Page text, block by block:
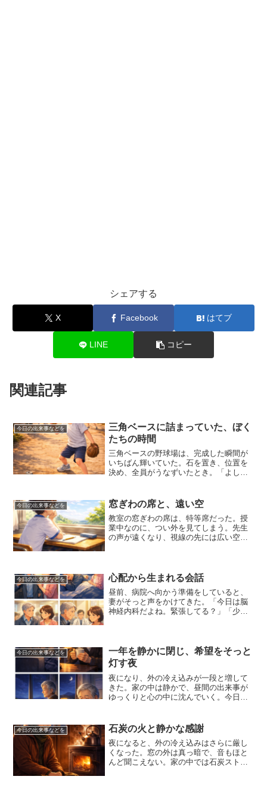
シェアする
X Facebook はてブ
LINE コピー
関連記事
今日の出来事などを
三角ベースに詰まっていた、ぼく
たちの時間
三角ベースの野球場は、完成した瞬間が
いちばん輝いていた。石を置き、位置を
決め、全員がうなずいたとき。「よし、
った通りに飛ばない。でも、その不安定
さが楽しかった。完璧じゃ...
今日の出来事などを 窓ぎわの席と、遠い空
教室の窓ぎわの席は、特等席だった。授
業中なのに、つい外を見てしまう。先生
の声が遠くなり、視線の先には広い空
か、遠くの街にはどんな人がい...
今日の出来事などを 心配から生まれる会話
昼前、病院へ向かう準備をしていると、
妻がそっと声をかけてきた。「今日は脳
神経内科だよね。緊張してる？」「少し
いることに気づいたのは妻...
今日の出来事などを
一年を静かに閉じ、希望をそっと
灯す夜
夜になり、外の冷え込みが一段と増して
きた。家の中は静かで、昼間の出来事が
ゆっくりと心の中に沈んでいく。今日一
気持ちがある。快晴の朝に始まり、妻が
用意してくれた温かな昼食...
今日の出来事などを 石炭の火と静かな感謝
夜になると、外の冷え込みはさらに厳し
くなった。窓の外は真っ暗で、音もほと
んど聞こえない。家の中では石炭ストー